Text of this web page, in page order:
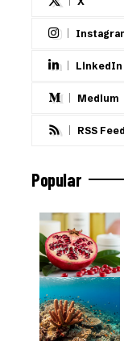
LinkedIn
Medium
RSS Feed
Popular